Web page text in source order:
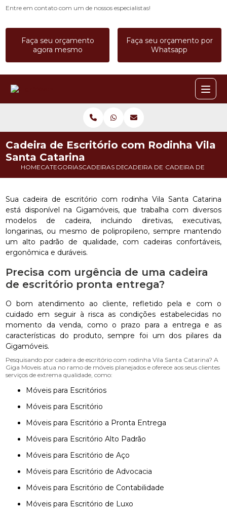
Entre em contato com um de nossos especialistas!
Faça seu orçamento
agora mesmo
Faça seu orçamento por
Whatsapp
HOMECATEGORIASCADEIRAS DE ESCRITORIOCADEIRA DE ESCRITORIO A
CADEIRA DE
Cadeira de Escritório com Rodinha Vila
Santa Catarina
Sua cadeira de escritório com rodinha Vila Santa Catarina
está disponível na Gigamóveis, que trabalha com diversos
modelos de cadeira, incluindo diretivas, executivas,
longarinas, ou mesmo de polipropileno, sempre mantendo
um alto padrão de qualidade, com cadeiras confortáveis,
ergonômica e duráveis.
Precisa com urgência de uma cadeira
de escritório pronta entrega?
O bom atendimento ao cliente, refletido pela e com o
cuidado em seguir à risca as condições estabelecidas no
momento da venda, como o prazo para a entrega e as
características do produto, sempre foi um dos pilares da
Gigamóveis.
Pesquisando por cadeira de escritório com rodinha Vila Santa Catarina? A
Giga Moveis atua no ramo de móveis planejados e oferece aos seus clientes
serviços de extrema qualidade, como:
Móveis para Escritórios
Móveis para Escritório
Móveis para Escritório a Pronta Entrega
Móveis para Escritório Alto Padrão
Móveis para Escritório de Aço
Móveis para Escritório de Advocacia
Móveis para Escritório de Contabilidade
Móveis para Escritório de Luxo